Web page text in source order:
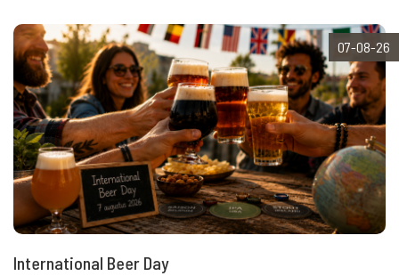
07-08-26
International Beer Day